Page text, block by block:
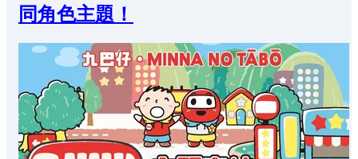
同角色主題！